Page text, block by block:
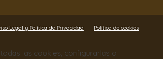
Legal y Política de Privacidad Política de cookies
las cookies, configurarlas o